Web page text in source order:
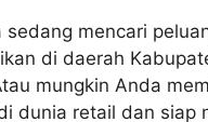
sedang mencari
di daerah
mungkin Anda
dunia retail dan siap